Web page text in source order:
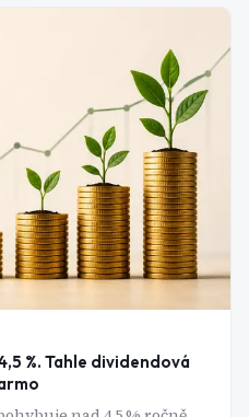
%. Tahle dividendová